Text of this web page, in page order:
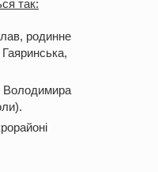
так:
родинне
Володимира